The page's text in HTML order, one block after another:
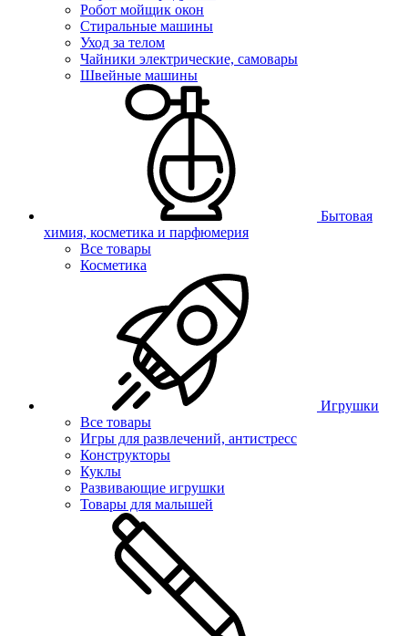
Робот мойщик окон
Стиральные машины
Уход за телом
Чайники электрические, самовары
Швейные машины
Бытовая
химия, косметика и парфюмерия
Все товары
Косметика
Игрушки
Все товары
Игры для развлечений, антистресс
Конструкторы
Куклы
Развивающие игрушки
Товары для малышей